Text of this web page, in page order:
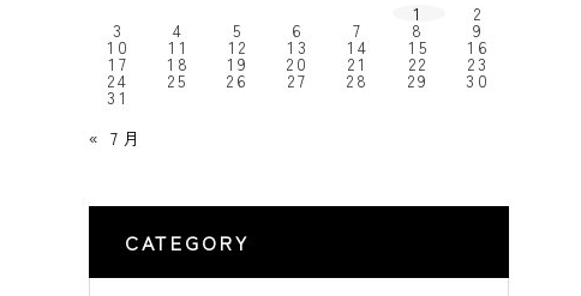
1
2
3 4 5 6 7 8 9
10 11 12 13 14 15 16
17 18 19 20 21 22 23
24 25 26 27 28 29 30
31
« 7月
CATEGORY